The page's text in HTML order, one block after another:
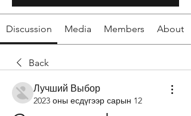
Discussion Media Members About
Back
Лучший Выбор
2023 оны есдүгээр сарын 12